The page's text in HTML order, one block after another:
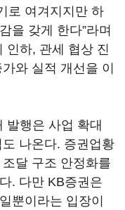
로 여겨지지만 하
을 갖게 한다”라며
인하, 관세 협상 진
와 실적 개선을 이
발행은 사업 확대
나온다. 증권업황
달 구조 안정화를
. 다만 KB증권은
뿐이라는 입장이